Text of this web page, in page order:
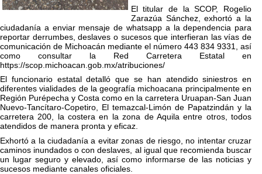
El titular de la SCOP, Rogelio
Zarazúa Sánchez, exhortó a la
ciudadanía a enviar mensaje de whatsapp a la dependencia para
reportar derrumbes, deslaves o sucesos que interfieran las vías de
comunicación de Michoacán mediante el número 443 834 9331, así
como consultar la Red Carretera Estatal en
https://scop.michoacan.gob.mx/atribuciones/
El funcionario estatal detalló que se han atendido siniestros en
diferentes vialidades de la geografía michoacana principalmente en
Región Purépecha y Costa como en la carretera Uruapan-San Juan
Nuevo-Tancítaro-Copetiro, El temazcal-Limón de Papatzindán y la
carretera 200, la costera en la zona de Aquila entre otros, todos
atendidos de manera pronta y eficaz.
Exhortó a la ciudadanía a evitar zonas de riesgo, no intentar cruzar
caminos inundados o con deslaves, al igual que recomienda buscar
un lugar seguro y elevado, así como informarse de las noticias y
sucesos mediante canales oficiales.